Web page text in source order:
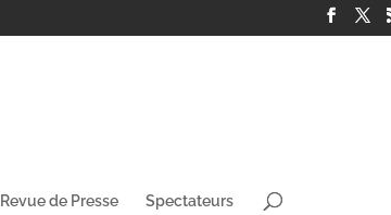
Revue de Presse Spectateurs